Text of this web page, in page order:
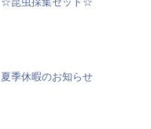
夏季休暇のお知らせ